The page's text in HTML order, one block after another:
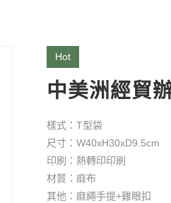
Hot
中美洲經貿
樣式：T型袋
尺寸：W40xH30xD9.5cm
印刷：熱轉印印刷
材質：麻布
其他：麻繩手提+雞眼扣